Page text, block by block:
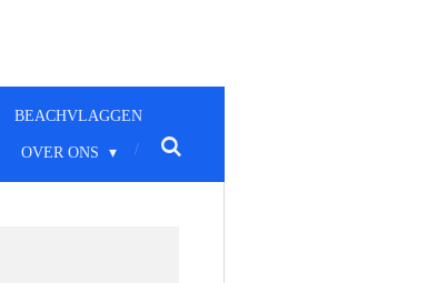
BEACHVLAGGEN
OVER ONS